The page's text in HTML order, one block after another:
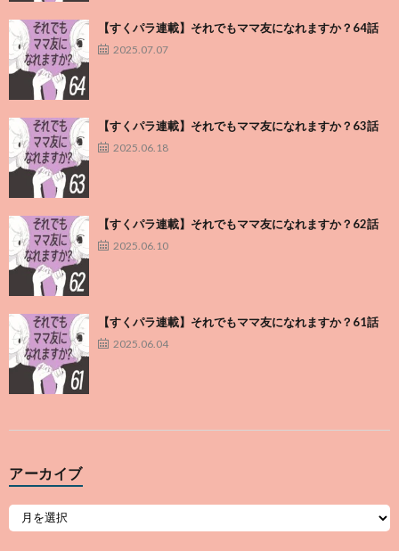
【すくパラ連載】それでもママ友になれますか？64話
2025.07.07
【すくパラ連載】それでもママ友になれますか？63話
2025.06.18
【すくパラ連載】それでもママ友になれますか？62話
2025.06.10
【すくパラ連載】それでもママ友になれますか？61話
2025.06.04
アーカイブ